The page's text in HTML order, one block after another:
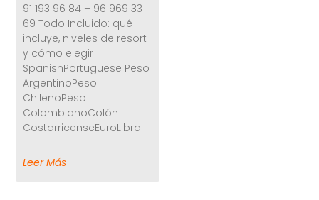
91 193 96 84 – 96 969 33
69 Todo Incluido: qué
incluye, niveles de resort
y cómo elegir
SpanishPortuguese Peso
ArgentinoPeso
ChilenoPeso
ColombianoColón
CostarricenseEuroLibra
Leer Más